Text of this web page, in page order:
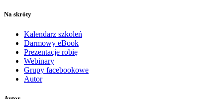
Na skróty
Kalendarz szkoleń
Darmowy eBook
Prezentacje robię
Webinary
Grupy facebookowe
Autor